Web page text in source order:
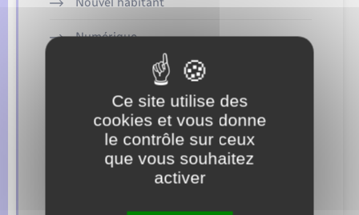
Numérique
Sécurité - Prévention
Seniors
Transports
Voirie et espace public
Ce site utilise des
cookies et vous donne
le contrôle sur ceux
que vous souhaitez
activer